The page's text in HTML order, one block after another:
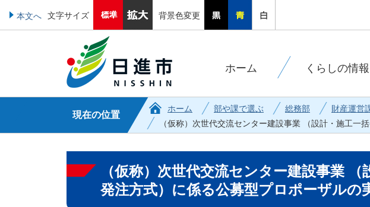
本文へ 文字サイズ 背景色変更
ホーム くらしの情報
現在の位置
ホーム 部や課で選ぶ 総務部 財産運営
（仮称）次世代交流センター建設事業 （設計・施工一
（仮称）次世代交流センター建設事業 （
発注方式）に係る公募型プロポーザルの